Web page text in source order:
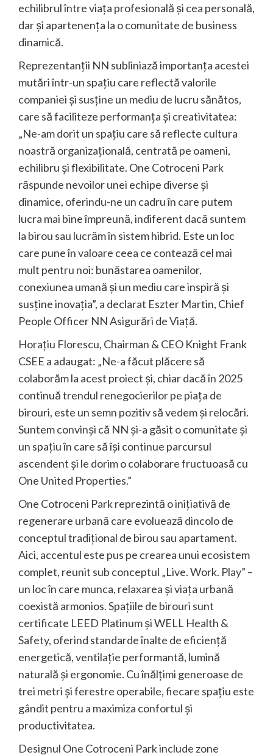
echilibrul între viața profesională și cea personală,
dar și apartenența la o comunitate de business
dinamică.
Reprezentanții NN subliniază importanța acestei
mutări într-un spațiu care reflectă valorile
companiei și susține un mediu de lucru sănătos,
care să faciliteze performanța și creativitatea:
„Ne-am dorit un spațiu care să reflecte cultura
noastră organizațională, centrată pe oameni,
echilibru și flexibilitate. One Cotroceni Park
răspunde nevoilor unei echipe diverse și
dinamice, oferindu-ne un cadru în care putem
lucra mai bine împreună, indiferent dacă suntem
la birou sau lucrăm în sistem hibrid. Este un loc
care pune în valoare ceea ce contează cel mai
mult pentru noi: bunăstarea oamenilor,
conexiunea umană și un mediu care inspiră și
susține inovația”, a declarat Eszter Martin, Chief
People Officer NN Asigurări de Viață.
Horațiu Florescu, Chairman & CEO Knight Frank
CSEE a adaugat: „Ne-a făcut plăcere să
colaborăm la acest proiect și, chiar dacă în 2025
continuă trendul renegocierilor pe piața de
birouri, este un semn pozitiv să vedem și relocări.
Suntem convinși că NN și-a găsit o comunitate și
un spațiu în care să își continue parcursul
ascendent și le dorim o colaborare fructuoasă cu
One United Properties.”
One Cotroceni Park reprezintă o inițiativă de
regenerare urbană care evoluează dincolo de
conceptul tradițional de birou sau apartament.
Aici, accentul este pus pe crearea unui ecosistem
complet, reunit sub conceptul „Live. Work. Play” –
un loc în care munca, relaxarea și viața urbană
coexistă armonios. Spațiile de birouri sunt
certificate LEED Platinum și WELL Health &
Safety, oferind standarde înalte de eficiență
energetică, ventilație performantă, lumină
naturală și ergonomie. Cu înălțimi generoase de
trei metri și ferestre operabile, fiecare spațiu este
gândit pentru a maximiza confortul și
productivitatea.
Designul One Cotroceni Park include zone